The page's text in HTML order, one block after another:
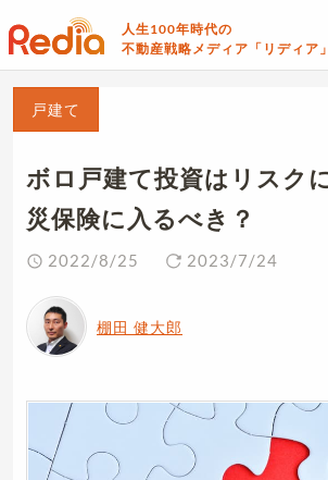
人生100年時代の
不動産戦略メディア「リディア」
戸建て
ボロ戸建て投資はリスク
災保険に入るべき？
2022/8/25 2023/7/24
棚田 健大郎